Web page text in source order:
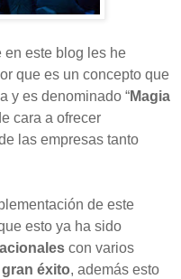
en este blog les he
que es un concepto que
y es denominado “Magia
cara a ofrecer
las empresas tanto
de este
esto ya ha sido
con varios
gran éxito, además esto